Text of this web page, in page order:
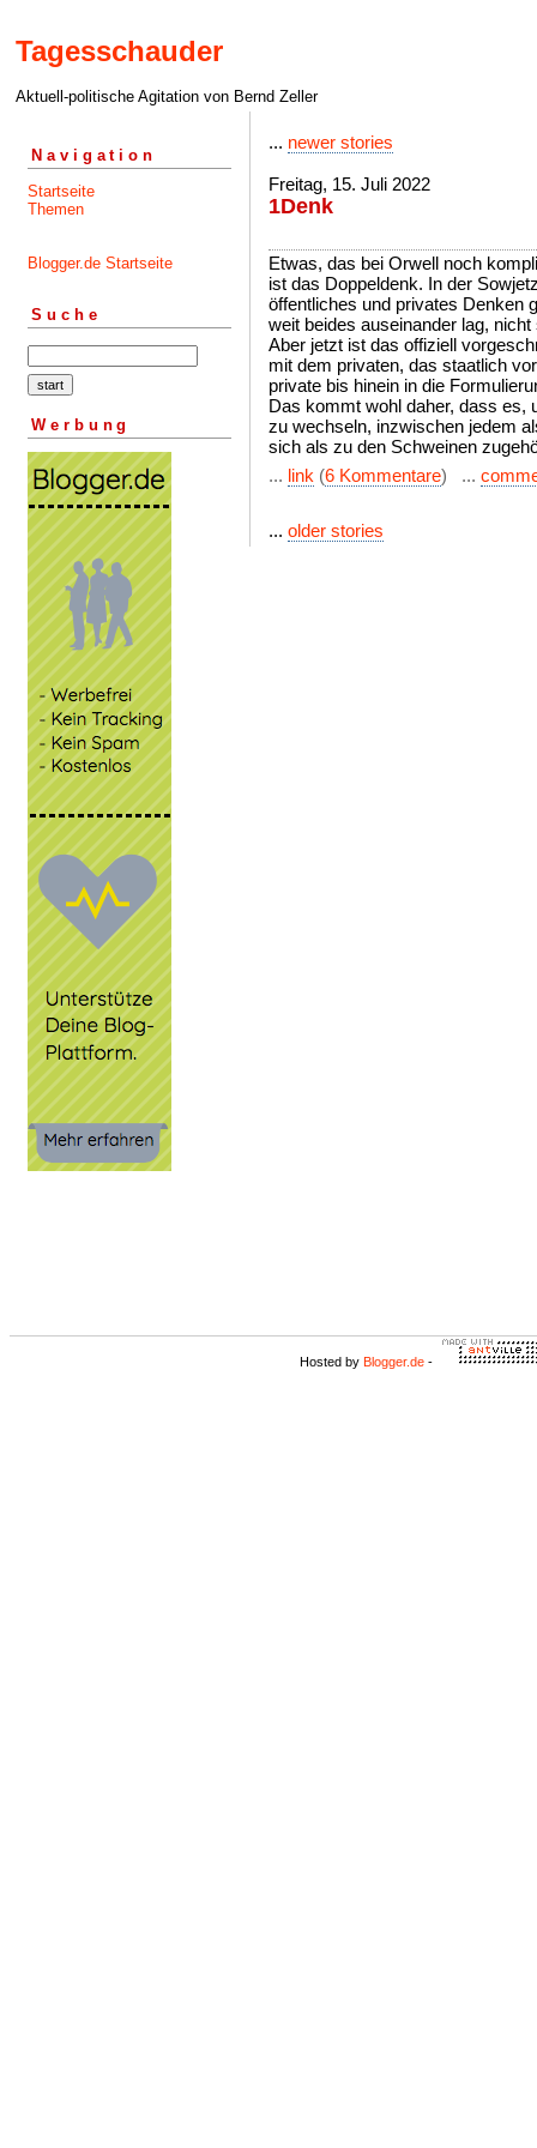
Tagesschauder
Aktuell-politische Agitation von Bernd Zeller
Navigation
Startseite
Themen
Blogger.de Startseite
Suche
Werbung
... newer stories
Freitag, 15. Juli 2022
1Denk
Etwas, das bei Orwell noch
ist das Doppeldenk. In der
öffentliches und privates Denken
weit beides auseinander lag,
Aber jetzt ist das offiziell
mit dem privaten, das staatlich
private bis hinein in die
Das kommt wohl daher, dass es,
zu wechseln, inzwischen jedem
sich als zu den Schweinen
... link (6 Kommentare) ...
... older stories
Hosted by Blogger.de -